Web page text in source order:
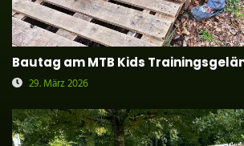
Bautag am MTB Kids
29. März 2026